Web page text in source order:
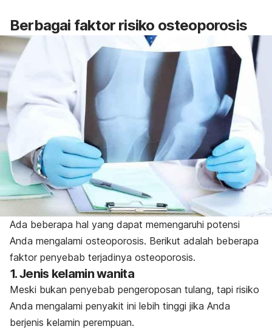
Berbagai faktor risiko osteoporosis
Ada beberapa hal yang dapat memengaruhi potensi
Anda mengalami osteoporosis. Berikut adalah beberapa
faktor penyebab terjadinya osteoporosis.
1. Jenis kelamin wanita
Meski bukan penyebab pengeroposan tulang, tapi risiko
Anda mengalami penyakit ini lebih tinggi jika Anda
berjenis kelamin perempuan.